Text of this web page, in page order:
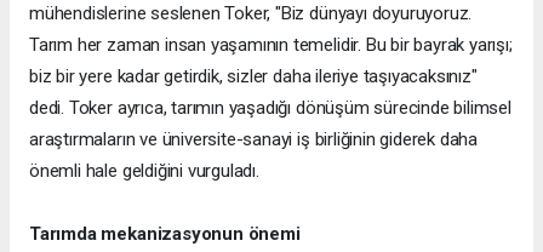
mühendislerine seslenen Toker, "Biz dünyayı doyuruyoruz.
Tarım her zaman insan yaşamının temelidir. Bu bir bayrak yarışı;
biz bir yere kadar getirdik, sizler daha ileriye taşıyacaksınız"
dedi. Toker ayrıca, tarımın yaşadığı dönüşüm sürecinde bilimsel
araştırmaların ve üniversite-sanayi iş birliğinin giderek daha
önemli hale geldiğini vurguladı.
Tarımda mekanizasyonun önemi